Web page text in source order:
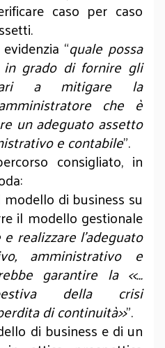
caso per caso
“quale possa
in grado di fornire gli
a mitigare la
che è
un adeguato assetto
e contabile”.
consigliato, in
di business su
il modello gestionale
realizzare l’adeguato
amministrativo e
garantire la <<…
della crisi
di continuità>>”.
di business e di un